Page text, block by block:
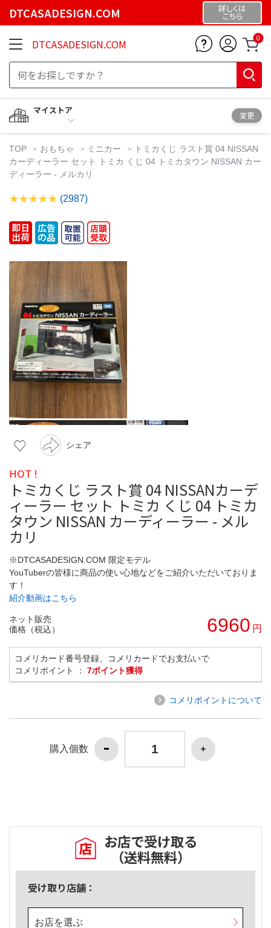
DTCASADESIGN.COM 詳しくは
こちら
DTCASADESIGN.COM 0
マイストア
変更
TOP おもちゃ ミニカー
トミカくじ ラスト賞 04 NISSAN
カーディーラー セット トミカ くじ 04 トミカタウン NISSAN カー
ディーラー - メルカリ
(2987)
シェア
HOT !
トミカくじ ラスト賞 04 NISSANカーデ
ィーラー セット トミカ くじ 04 トミカ
タウン NISSAN カーディーラー - メル
カリ
※DTCASADESIGN.COM 限定モデル
YouTuberの皆様に商品の使い心地などをご紹介いただいておりま
す！
紹介動画はこちら
ネット販売
価格（税込）
6960 円
コメリカード番号登録、コメリカードでお支払いで
コメリポイント ： 7ポイント獲得
コメリポイントについて
購入個数
お店で受け取る
（送料無料）
受け取り店舗：
お店を選ぶ